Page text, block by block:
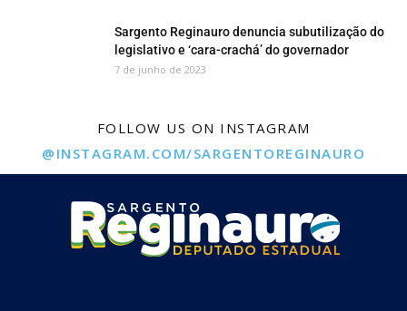
Sargento Reginauro denuncia subutilização do
legislativo e ‘cara-crachá’ do governador
7 de junho de 2023
FOLLOW US ON INSTAGRAM
@INSTAGRAM.COM/SARGENTOREGINAURO